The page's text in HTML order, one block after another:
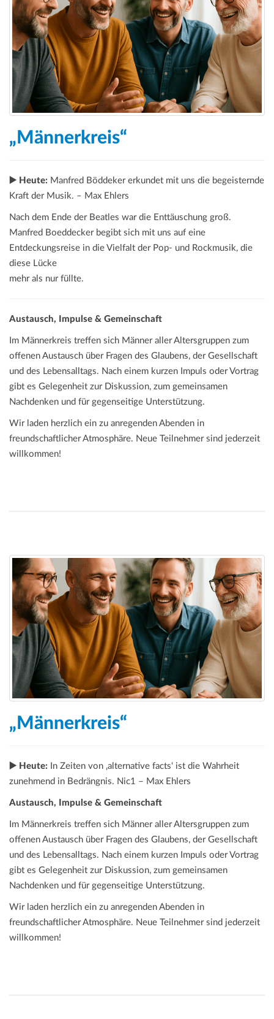
„Männerkreis“
▶️ Heute: Manfred Böddeker erkundet mit uns die begeisternde
Kraft der Musik. – Max Ehlers
Nach dem Ende der Beatles war die Enttäuschung groß.
Manfred Boeddecker begibt sich mit uns auf eine
Entdeckungsreise in die Vielfalt der Pop- und Rockmusik, die
diese Lücke
mehr als nur füllte.
Austausch, Impulse & Gemeinschaft
Im Männerkreis treffen sich Männer aller Altersgruppen zum
offenen Austausch über Fragen des Glaubens, der Gesellschaft
und des Lebensalltags. Nach einem kurzen Impuls oder Vortrag
gibt es Gelegenheit zur Diskussion, zum gemeinsamen
Nachdenken und für gegenseitige Unterstützung.
Wir laden herzlich ein zu anregenden Abenden in
freundschaftlicher Atmosphäre. Neue Teilnehmer sind jederzeit
willkommen!
„Männerkreis“
▶️ Heute: In Zeiten von ‚alternative facts‘ ist die Wahrheit
zunehmend in Bedrängnis. Nic1 – Max Ehlers
Austausch, Impulse & Gemeinschaft
Im Männerkreis treffen sich Männer aller Altersgruppen zum
offenen Austausch über Fragen des Glaubens, der Gesellschaft
und des Lebensalltags. Nach einem kurzen Impuls oder Vortrag
gibt es Gelegenheit zur Diskussion, zum gemeinsamen
Nachdenken und für gegenseitige Unterstützung.
Wir laden herzlich ein zu anregenden Abenden in
freundschaftlicher Atmosphäre. Neue Teilnehmer sind jederzeit
willkommen!